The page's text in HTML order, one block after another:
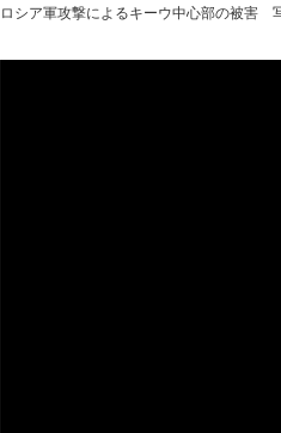
ロシア軍攻撃によるキーウ中心部の被害